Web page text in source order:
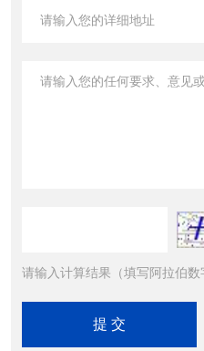
请输入计算结果（填写阿拉伯